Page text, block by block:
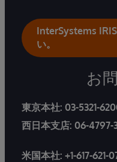
InterSystems
い。
お
東京本社: 03-5321-
西日本支店: 06-4797-
米国本社: +1-617-621-